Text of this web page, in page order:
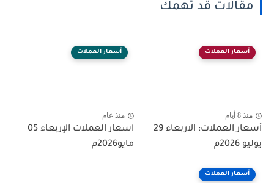
مقالات قد تهمك
أسعار العملات
منذ 8 أيام
أسعار العملات: الاربعاء 29
يوليو 2026م
أسعار العملات
منذ عام
اسعار العملات الإربعاء 05
مايو2026م
أسعار العملات